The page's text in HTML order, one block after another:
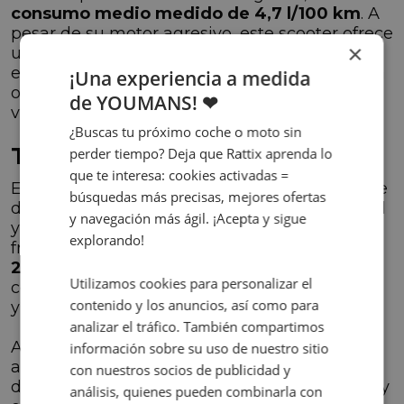
consumo medio medido de 4,7 l/100 km. A
pesar de su motor agresivo, este scooter ofrece
una conducción económica y respetuosa con
el medio ambiente, lo que lo convierte en una
opción atractiva para aquellos que buscan un
vehículo urbano sin renunciar al rendimiento.
Tecnología y seguridad
El Kawasaki J300 está equipado con una serie
de características que garantizan la seguridad
y el confort del conductor. Con un sistema de
frenos compuesto por un
260 mm y otro trasero de 240 mm
con ABS opcional, ofrece una frenada potente
y precisa en cualquier situación.
Además, su chasis tubular en diamante de
acero y sus suspensiones cómodas y
deportivas garantizan una conducción suave y
×
¡Una experiencia a medida
de YOUMANS! ❤
¿Buscas tu próximo coche o moto sin
perder tiempo? Deja que Rattix aprenda lo
que te interesa: cookies activadas =
búsquedas más precisas, mejores ofertas
y navegación más ágil. ¡Acepta y sigue
explorando!
Utilizamos cookies para personalizar el
contenido y los anuncios, así como para
analizar el tráfico. También compartimos
información sobre su uso de nuestro sitio
con nuestros socios de publicidad y
análisis, quienes pueden combinarla con